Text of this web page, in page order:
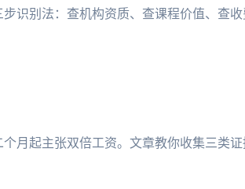
识别法：查机构资质、查课程价值、查收
月起主张双倍工资。文章教你收集三类证